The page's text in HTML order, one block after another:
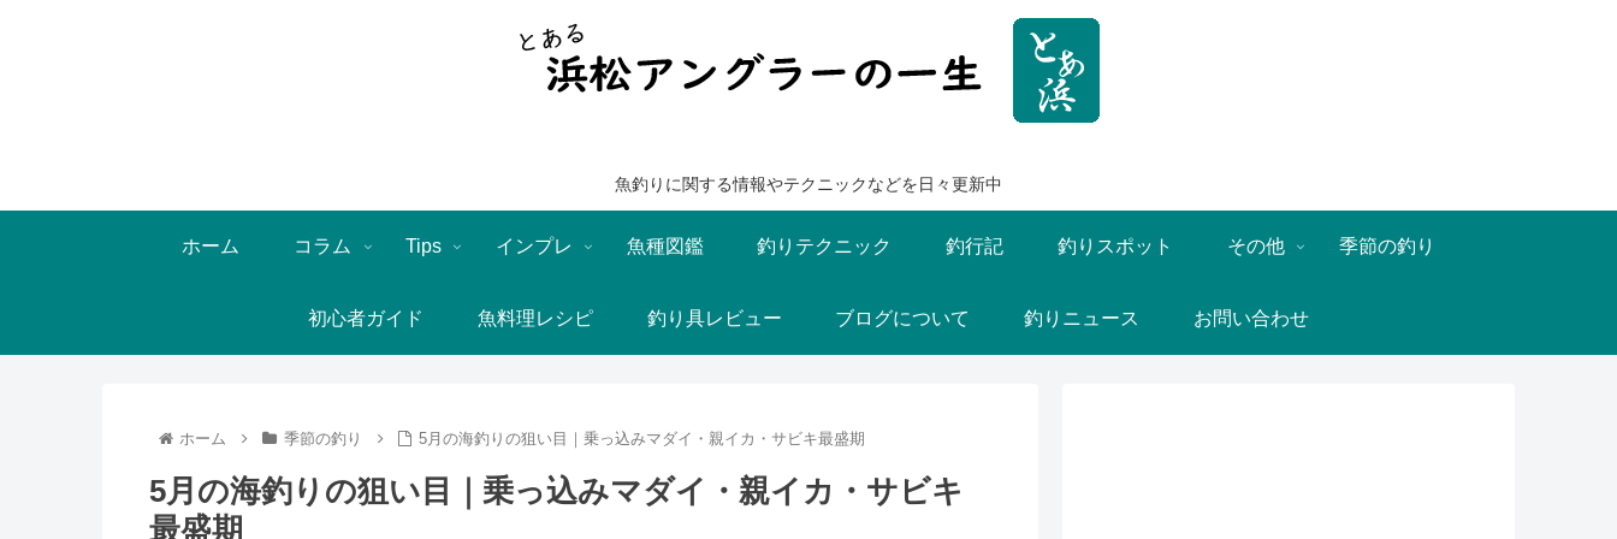
魚釣りに関する情報やテクニックなどを日々更新中
ホーム コラム Tips インプレ 魚種図鑑 釣りテクニック 釣行記 釣りスポット その他 季節の釣り
初心者ガイド 魚料理レシピ 釣り具レビュー ブログについて 釣りニュース お問い合わせ
ホーム 季節の釣り 5月の海釣りの狙い目｜乗っ込みマダイ・親イカ・サビキ最盛期
5月の海釣りの狙い目｜乗っ込みマダイ・親イカ・サビキ
最盛期